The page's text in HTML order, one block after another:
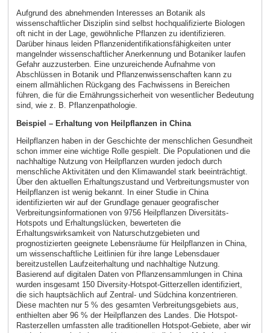
Aufgrund des abnehmenden Interesses an Botanik als
wissenschaftlicher Disziplin sind selbst hochqualifizierte Biologen
oft nicht in der Lage, gewöhnliche Pflanzen zu identifizieren.
Darüber hinaus leiden Pflanzenidentifikationsfähigkeiten unter
mangelnder wissenschaftlicher Anerkennung und Botaniker laufen
Gefahr auzzusterben. Eine unzureichende Aufnahme von
Abschlüssen in Botanik und Pflanzenwissenschaften kann zu
einem allmählichen Rückgang des Fachwissens in Bereichen
führen, die für die Ernährungssicherheit von wesentlicher Bedeutung
sind, wie z. B. Pflanzenpathologie.
Beispiel – Erhaltung von Heilpflanzen in China
Heilpflanzen haben in der Geschichte der menschlichen Gesundheit
schon immer eine wichtige Rolle gespielt. Die Populationen und die
nachhaltige Nutzung von Heilpflanzen wurden jedoch durch
menschliche Aktivitäten und den Klimawandel stark beeinträchtigt.
Über den aktuellen Erhaltungszustand und Verbreitungsmuster von
Heilpflanzen ist wenig bekannt. In einer Studie in China
identifizierten wir auf der Grundlage genauer geografischer
Verbreitungsinformationen von 9756 Heilpflanzen Diversitäts-
Hotspots und Erhaltungslücken, bewerteten die
Erhaltungswirksamkeit von Naturschutzgebieten und
prognostizierten geeignete Lebensräume für Heilpflanzen in China,
um wissenschaftliche Leitlinien für ihre lange Lebensdauer
bereitzustellen Laufzeiterhaltung und nachhaltige Nutzung.
Basierend auf digitalen Daten von Pflanzensammlungen in China
wurden insgesamt 150 Diversity-Hotspot-Gitterzellen identifiziert,
die sich hauptsächlich auf Zentral- und Südchina konzentrieren.
Diese machten nur 5 % des gesamten Verbreitungsgebiets aus,
enthielten aber 96 % der Heilpflanzen des Landes. Die Hotspot-
Rasterzellen umfassten alle traditionellen Hotspot-Gebiete, aber wir